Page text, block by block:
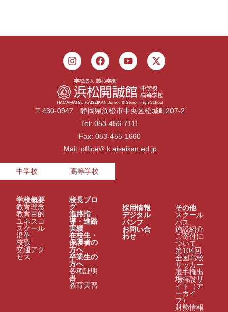
〒430-0947 静岡県浜松市中央区松城町207-2
Tel: 053-456-7111
Fax: 053-455-1660
Mail: office＠ｋaiseikan.ed.jp
中学校 高等学校
学校概要
教育理念
教育目的
ユネスコ
スクール
沿革
校歌
交通アク
セス
校長ブロ
グ
進路指
導・進路
実績
在校生・
保護者の
方へ
卒業生の
方へ
各種証明
書
教育実習
採用情報
デジタル
パンフ
お問い合
わせ
その他
スクール
バス
施設紹介
ご寄付に
ついて
第104回
全国高校
サッカー
選手権出
場特設サ
イト（ア
ーカイ
ブ）
財務情報